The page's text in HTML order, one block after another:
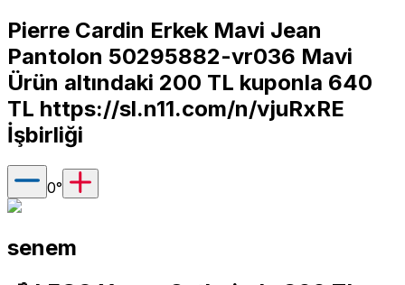
Pierre Cardin Erkek Mavi Jean
Pantolon 50295882-vr036 Mavi
Ürün altındaki 200 TL kuponla 640
TL https://sl.n11.com/n/vjuRxRE
İşbirliği
0°
senem